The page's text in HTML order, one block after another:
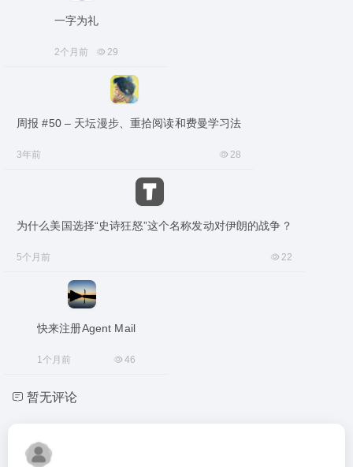
一字为礼
2个月前 29
周报 #50 – 天坛漫步、重拾阅读和费曼学习法
3年前 28
为什么美国选择“史诗狂怒”这个名称发动对伊朗的战争？
5个月前 22
快来注册Agent Mail
1个月前 46
暂无评论